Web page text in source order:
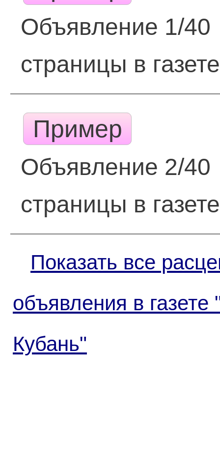
Объявление 1/40
страницы в газете
Пример
Объявление 2/40
страницы в газете
Показать все
объявления в газете
Кубань"